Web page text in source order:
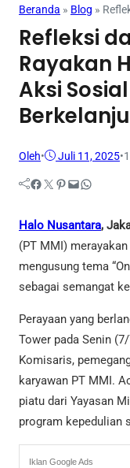
Beranda » Blog »
Refleksi
Rayakan
Aksi
Oleh• Juli 11, 2025•
Facebook Twitter Pinterest Mail WhatsApp
Halo Nusantara,
(PT MMI)
mengusung tema
sebagai semangat
Perayaan yang
Tower pada Senin
Komisaris,
karyawan PT MMI.
piatu dari Yayasan
program kepedulian
Iklan Google Ads